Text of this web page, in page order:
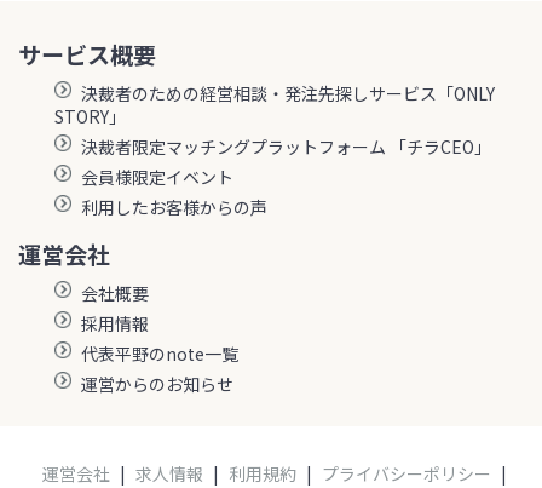
サービス概要
決裁者のための経営相談・発注先探しサービス「ONLY
STORY」
決裁者限定マッチングプラットフォーム 「チラCEO」
会員様限定イベント
利用したお客様からの声
運営会社
会社概要
採用情報
代表平野のnote一覧
運営からのお知らせ
運営会社 | 求人情報 | 利用規約 | プライバシーポリシー |